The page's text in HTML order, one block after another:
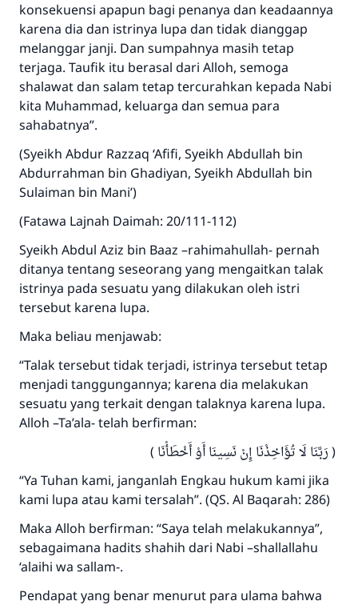
konsekuensi apapun bagi penanya dan keadaannya
karena dia dan istrinya lupa dan tidak dianggap
melanggar janji. Dan sumpahnya masih tetap
terjaga. Taufik itu berasal dari Alloh, semoga
shalawat dan salam tetap tercurahkan kepada Nabi
kita Muhammad, keluarga dan semua para
sahabatnya”.
(Syeikh Abdur Razzaq ‘Afifi, Syeikh Abdullah bin
Abdurrahman bin Ghadiyan, Syeikh Abdullah bin
Sulaiman bin Mani’)
(Fatawa Lajnah Daimah: 20/111-112)
Syeikh Abdul Aziz bin Baaz –rahimahullah- pernah
ditanya tentang seseorang yang mengaitkan talak
istrinya pada sesuatu yang dilakukan oleh istri
tersebut karena lupa.
Maka beliau menjawab:
“Talak tersebut tidak terjadi, istrinya tersebut tetap
menjadi tanggungannya; karena dia melakukan
sesuatu yang terkait dengan talaknya karena lupa.
Alloh –Ta’ala- telah berfirman:
( رَبَّنَا لَا تُؤَاخِذْنَا إِنْ نَسِينَا أَوْ أَخْطَأْنَا )
“Ya Tuhan kami, janganlah Engkau hukum kami jika
kami lupa atau kami tersalah”. (QS. Al Baqarah: 286)
Maka Alloh berfirman: “Saya telah melakukannya”,
sebagaimana hadits shahih dari Nabi –shallallahu
‘alaihi wa sallam-.
Pendapat yang benar menurut para ulama bahwa